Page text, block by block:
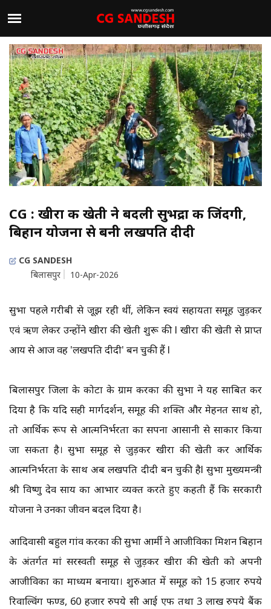
CG : खीरा की खेती ने बदली सुभद्रा की जिंदगी,
बिहान योजना से बनी लखपति दीदी
CG SANDESH
बिलासपुर
10-Apr-2026
सुभद्रा पहले गरीबी से जूझ रही थीं, लेकिन स्वयं सहायता समूह जुड़कर
एवं ऋण लेकर उन्होंने खीरा की खेती शुरू की l खीरा की खेती से प्राप्त
आय से आज वह 'लखपति दीदी' बन चुकी हैं l
बिलासपुर जिला के कोटा के ग्राम करका की सुभद्रा ने यह साबित कर
दिया है कि यदि सही मार्गदर्शन, समूह की शक्ति और मेहनत साथ हो,
तो आर्थिक रूप से आत्मनिर्भरता का सपना आसानी से साकार किया
जा सकता है। सुभद्रा समूह से जुड़कर खीरा की खेती कर आर्थिक
आत्मनिर्भरता के साथ अब लखपति दीदी बन चुकी हैl सुभद्रा मुख्यमन्त्री
श्री विष्णु देव साय का आभार व्यक्त करते हुए कहती हैं कि सरकारी
योजना ने उनका जीवन बदल दिया है।
आदिवासी बहुल गांव करका की सुभद्रा आर्मी ने आजीविका मिशन बिहान
के अंतर्गत मां सरस्वती समूह से जुड़कर खीरा की खेती को अपनी
आजीविका का माध्यम बनाया। शुरुआत में समूह को 15 हजार रुपये
रिवाल्विंग फण्ड, 60 हजार रुपये सी आई एफ तथा 3 लाख रुपये बैंक